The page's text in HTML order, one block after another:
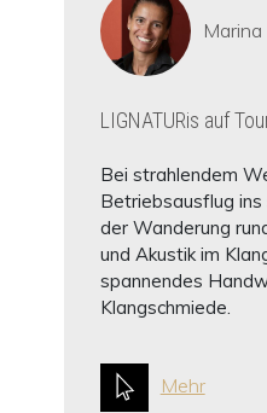
Marina
LIGNATURis auf
Bei strahlendem
Betriebsausflug ins
der Wanderung
und Akustik im
spannendes
Klangschmiede.
Mehr